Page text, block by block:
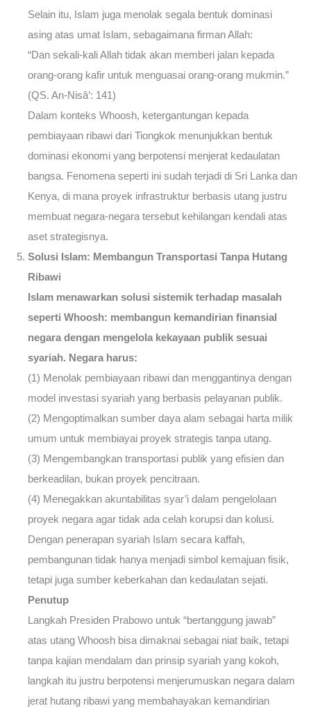
Selain itu, Islam juga menolak segala bentuk dominasi
asing atas umat Islam, sebagaimana firman Allah:
“Dan sekali-kali Allah tidak akan memberi jalan kepada
orang-orang kafir untuk menguasai orang-orang mukmin.”
(QS. An-Nisâ’: 141)
Dalam konteks Whoosh, ketergantungan kepada
pembiayaan ribawi dari Tiongkok menunjukkan bentuk
dominasi ekonomi yang berpotensi menjerat kedaulatan
bangsa. Fenomena seperti ini sudah terjadi di Sri Lanka dan
Kenya, di mana proyek infrastruktur berbasis utang justru
membuat negara-negara tersebut kehilangan kendali atas
aset strategisnya.
Solusi Islam: Membangun Transportasi Tanpa Hutang
Ribawi
Islam menawarkan solusi sistemik terhadap masalah
seperti Whoosh: membangun kemandirian finansial
negara dengan mengelola kekayaan publik sesuai
syariah. Negara harus:
(1) Menolak pembiayaan ribawi dan menggantinya dengan
model investasi syariah yang berbasis pelayanan publik.
(2) Mengoptimalkan sumber daya alam sebagai harta milik
umum untuk membiayai proyek strategis tanpa utang.
(3) Mengembangkan transportasi publik yang efisien dan
berkeadilan, bukan proyek pencitraan.
(4) Menegakkan akuntabilitas syar’i dalam pengelolaan
proyek negara agar tidak ada celah korupsi dan kolusi.
Dengan penerapan syariah Islam secara kaffah,
pembangunan tidak hanya menjadi simbol kemajuan fisik,
tetapi juga sumber keberkahan dan kedaulatan sejati.
Penutup
Langkah Presiden Prabowo untuk “bertanggung jawab”
atas utang Whoosh bisa dimaknai sebagai niat baik, tetapi
tanpa kajian mendalam dan prinsip syariah yang kokoh,
langkah itu justru berpotensi menjerumuskan negara dalam
jerat hutang ribawi yang membahayakan kemandirian